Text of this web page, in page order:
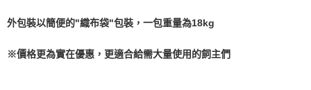
「AFTEE先享後付」，若未經同意申辦者引起之損失，本公司不負相關責
任。
時審查核予不同之上限額度；若仍有額度不足之情形，本公司將視審查結果
外包裝以簡便的"織布袋"包裝，一包重量為18kg
※價格更為實在優惠，更適合給需大量使用的飼主們